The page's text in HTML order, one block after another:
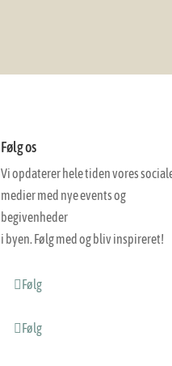
Følg os
Vi opdaterer hele tiden vores
medier med nye events og
begivenheder
i byen. Følg med og bliv inspireret!
Følg
Følg